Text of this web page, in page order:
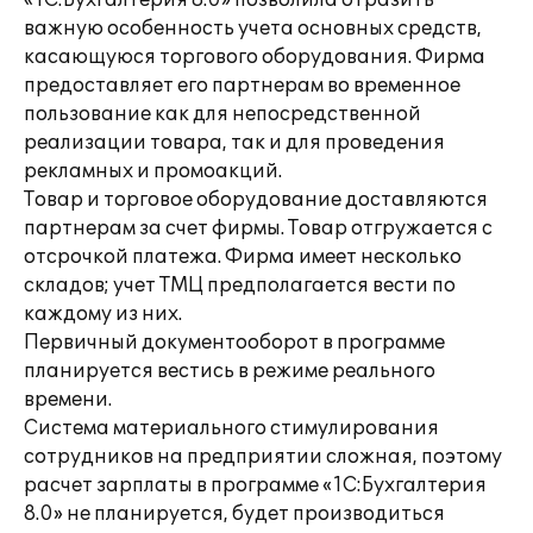
важную особенность учета основных средств,
касающуюся торгового оборудования. Фирма
предоставляет его партнерам во временное
пользование как для непосредственной
реализации товара, так и для проведения
рекламных и промоакций.
Товар и торговое оборудование доставляются
партнерам за счет фирмы. Товар отгружается с
отсрочкой платежа. Фирма имеет несколько
складов; учет ТМЦ предполагается вести по
каждому из них.
Первичный документооборот в программе
планируется вестись в режиме реального
времени.
Система материального стимулирования
сотрудников на предприятии сложная, поэтому
расчет зарплаты в программе «1С:Бухгалтерия
8.0» не планируется, будет производиться